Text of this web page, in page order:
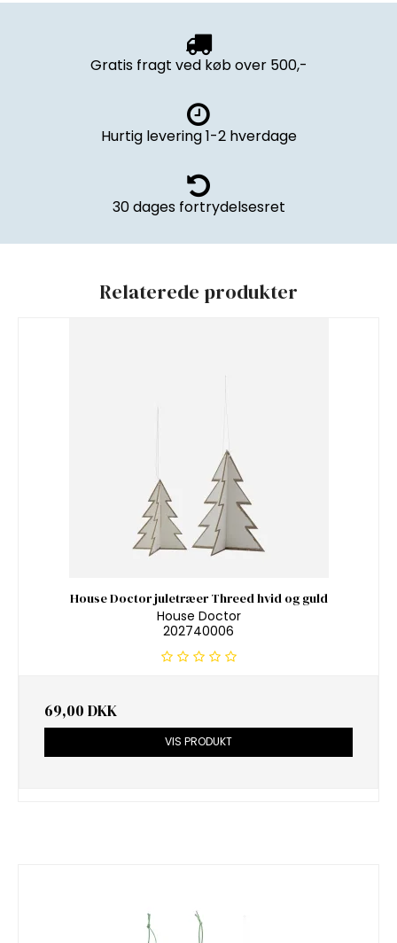
Gratis fragt ved køb over 500,-
Hurtig levering 1-2 hverdage
30 dages fortrydelsesret
Relaterede produkter
House Doctor juletræer Threed hvid og guld
House Doctor
202740006
69,00 DKK
VIS PRODUKT